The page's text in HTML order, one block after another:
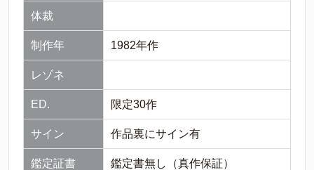
体裁
制作年 1982年作
レゾネ
ED. 限定30作
サイン 作品裏にサイン有
鑑定証書 鑑定書無し（真作保証）